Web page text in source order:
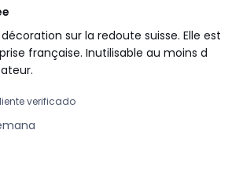
sur la redoute suisse. Elle est
française. Inutilisable au moins d
verificado